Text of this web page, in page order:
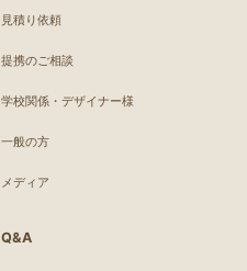
見積り依頼
提携のご相談
学校関係・デザイナー様
一般の方
メディア
Q&A